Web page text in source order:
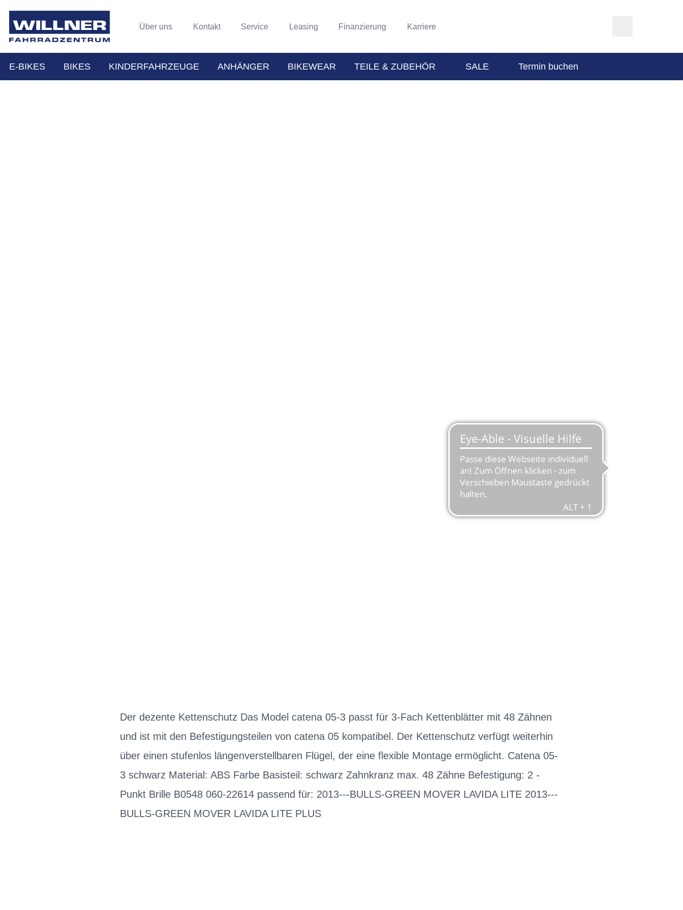
Über uns Kontakt Service Leasing Finanzierung Karriere
E-BIKES BIKES KINDERFAHRZEUGE ANHÄNGER BIKEWEAR TEILE & ZUBEHÖR SALE Termin buchen
Der dezente Kettenschutz Das Model catena 05-3 passt für 3-Fach Kettenblätter mit 48 Zähnen
und ist mit den Befestigungsteilen von catena 05 kompatibel. Der Kettenschutz verfügt weiterhin
über einen stufenlos längenverstellbaren Flügel, der eine flexible Montage ermöglicht. Catena 05-
3 schwarz Material: ABS Farbe Basisteil: schwarz Zahnkranz max. 48 Zähne Befestigung: 2 -
Punkt Brille B0548 060-22614 passend für: 2013---BULLS-GREEN MOVER LAVIDA LITE 2013---
BULLS-GREEN MOVER LAVIDA LITE PLUS